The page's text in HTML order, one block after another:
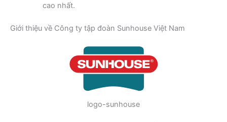
cao nhất.
Giới thiệu về Công ty tập đoàn Sunhouse Việt Nam
logo-sunhouse